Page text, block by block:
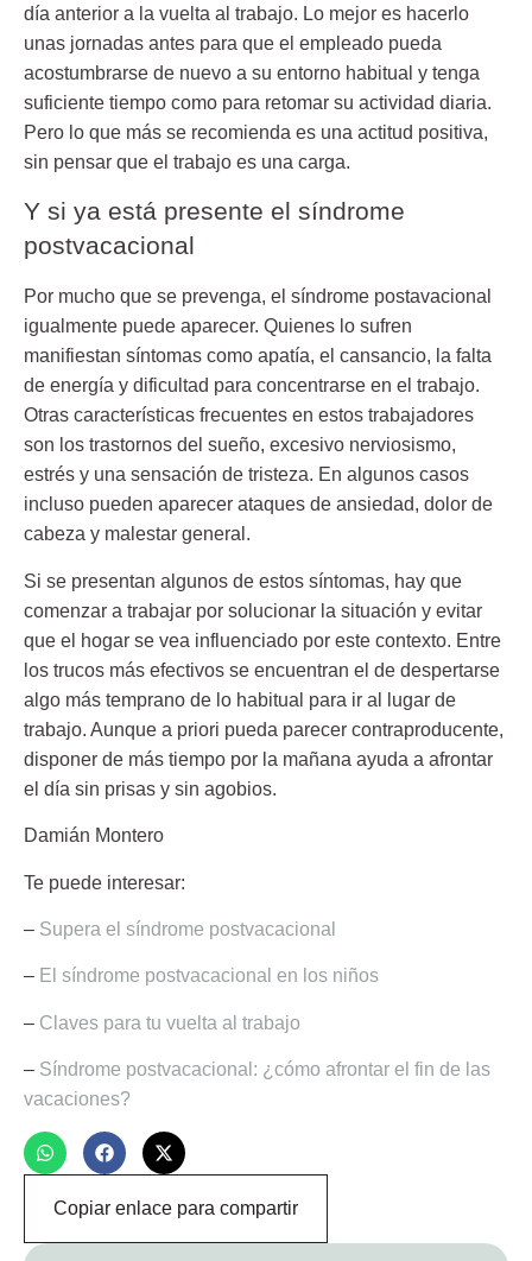
día anterior a la vuelta al trabajo. Lo mejor es hacerlo
unas jornadas antes para que el empleado pueda
acostumbrarse de nuevo a su entorno habitual y tenga
suficiente tiempo como para retomar su actividad diaria.
Pero lo que más se recomienda es una actitud positiva,
sin pensar que el trabajo es una carga.
Y si ya está presente el síndrome
postvacacional
Por mucho que se prevenga, el síndrome postavacional
igualmente puede aparecer. Quienes lo sufren
manifiestan síntomas como apatía, el cansancio, la falta
de energía y dificultad para concentrarse en el trabajo.
Otras características frecuentes en estos trabajadores
son los trastornos del sueño, excesivo nerviosismo,
estrés y una sensación de tristeza. En algunos casos
incluso pueden aparecer ataques de ansiedad, dolor de
cabeza y malestar general .
Si se presentan algunos de estos síntomas, hay que
comenzar a trabajar por solucionar la situación y evitar
que el hogar se vea influenciado por este contexto. Entre
los trucos más efectivos se encuentran el de despertarse
algo más temprano de lo habitual para ir al lugar de
trabajo. Aunque a priori pueda parecer contraproducente,
disponer de más tiempo por la mañana ayuda a afrontar
el día sin prisas y sin agobios.
Damián Montero
Te puede interesar:
– Supera el síndrome postvacacional
– El síndrome postvacacional en los niños
– Claves para tu vuelta al trabajo
– Síndrome postvacacional: ¿cómo afrontar el fin de las
vacaciones?
Copiar enlace para compartir